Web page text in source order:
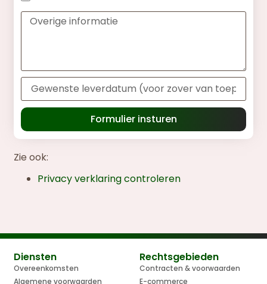
Formulier insturen
Zie ook:
Privacy verklaring controleren
Diensten
Overeenkomsten
Algemene voorwaarden
Rechtsgebieden
Contracten & voorwaarden
E-commerce